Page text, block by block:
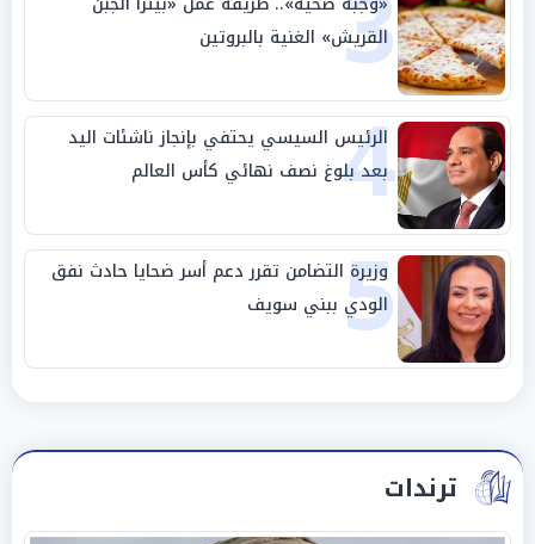
القريش» الغنية بالبروتين
4
الرئيس السيسي يحتفي بإنجاز ناشئات اليد
بعد بلوغ نصف نهائي كأس العالم
5
وزيرة التضامن تقرر دعم أسر ضحايا حادث نفق
الودي ببني سويف
ترندات